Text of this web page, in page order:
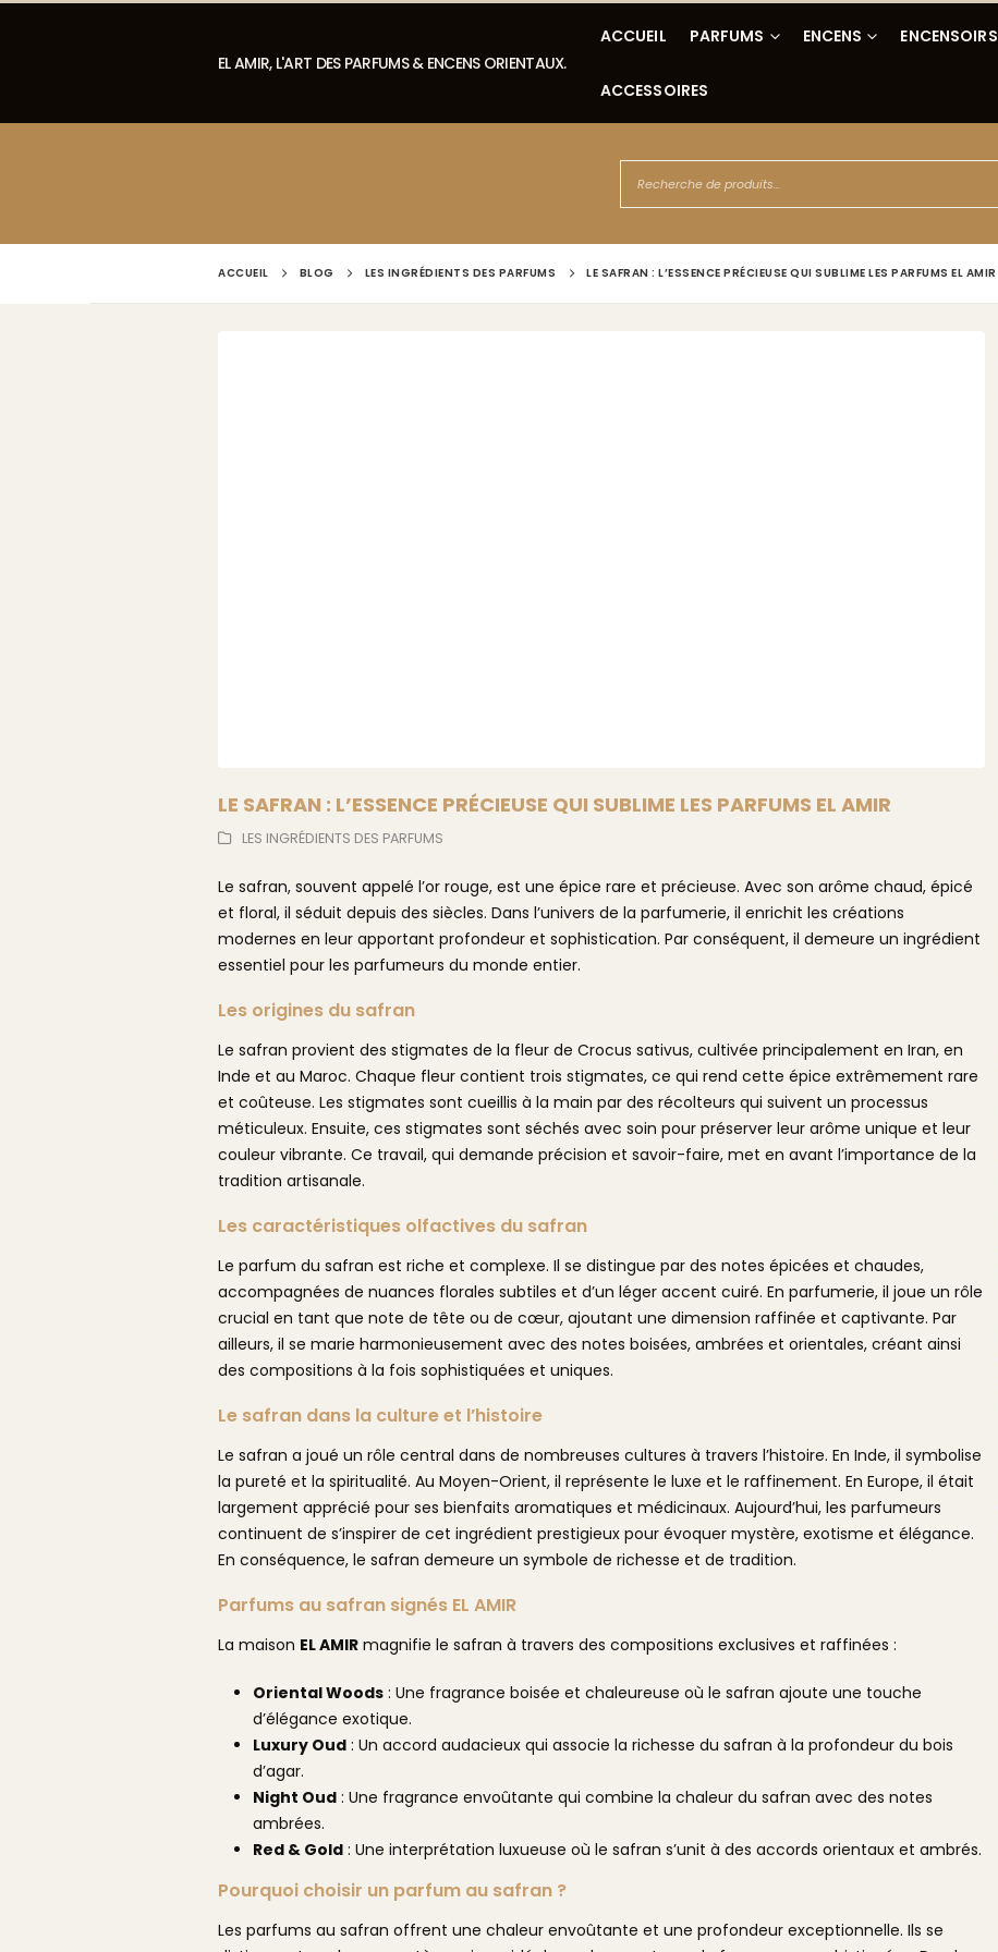
EL AMIR, L'ART DES PARFUMS & ENCENS ORIENTAUX.
ACCUEIL PARFUMS ENCENS ENCENSOIRS
ACCESSOIRES
ACCUEIL BLOG LES INGRÉDIENTS DES PARFUMS LE SAFRAN : L’ESSENCE PRÉCIEUSE QUI SUBLIME LES PARFUMS EL AMIR
LE SAFRAN : L’ESSENCE PRÉCIEUSE QUI SUBLIME LES PARFUMS EL AMIR
LES INGRÉDIENTS DES PARFUMS
Le safran, souvent appelé l’or rouge, est une épice rare et précieuse. Avec son arôme chaud, épicé
et floral, il séduit depuis des siècles. Dans l’univers de la parfumerie, il enrichit les créations
modernes en leur apportant profondeur et sophistication. Par conséquent, il demeure un ingrédient
essentiel pour les parfumeurs du monde entier.
Les origines du safran
Le safran provient des stigmates de la fleur de Crocus sativus, cultivée principalement en Iran, en
Inde et au Maroc. Chaque fleur contient trois stigmates, ce qui rend cette épice extrêmement rare
et coûteuse. Les stigmates sont cueillis à la main par des récolteurs qui suivent un processus
méticuleux. Ensuite, ces stigmates sont séchés avec soin pour préserver leur arôme unique et leur
couleur vibrante. Ce travail, qui demande précision et savoir-faire, met en avant l’importance de la
tradition artisanale.
Les caractéristiques olfactives du safran
Le parfum du safran est riche et complexe. Il se distingue par des notes épicées et chaudes,
accompagnées de nuances florales subtiles et d’un léger accent cuiré. En parfumerie, il joue un rôle
crucial en tant que note de tête ou de cœur, ajoutant une dimension raffinée et captivante. Par
ailleurs, il se marie harmonieusement avec des notes boisées, ambrées et orientales, créant ainsi
des compositions à la fois sophistiquées et uniques.
Le safran dans la culture et l’histoire
Le safran a joué un rôle central dans de nombreuses cultures à travers l’histoire. En Inde, il symbolise
la pureté et la spiritualité. Au Moyen-Orient, il représente le luxe et le raffinement. En Europe, il était
largement apprécié pour ses bienfaits aromatiques et médicinaux. Aujourd’hui, les parfumeurs
continuent de s’inspirer de cet ingrédient prestigieux pour évoquer mystère, exotisme et élégance.
En conséquence, le safran demeure un symbole de richesse et de tradition.
Parfums au safran signés EL AMIR
La maison EL AMIR magnifie le safran à travers des compositions exclusives et raffinées :
Oriental Woods : Une fragrance boisée et chaleureuse où le safran ajoute une touche
d’élégance exotique.
Luxury Oud : Un accord audacieux qui associe la richesse du safran à la profondeur du bois
d’agar.
Night Oud : Une fragrance envoûtante qui combine la chaleur du safran avec des notes
ambrées.
Red & Gold : Une interprétation luxueuse où le safran s’unit à des accords orientaux et ambrés.
Pourquoi choisir un parfum au safran ?
Les parfums au safran offrent une chaleur envoûtante et une profondeur exceptionnelle. Ils se